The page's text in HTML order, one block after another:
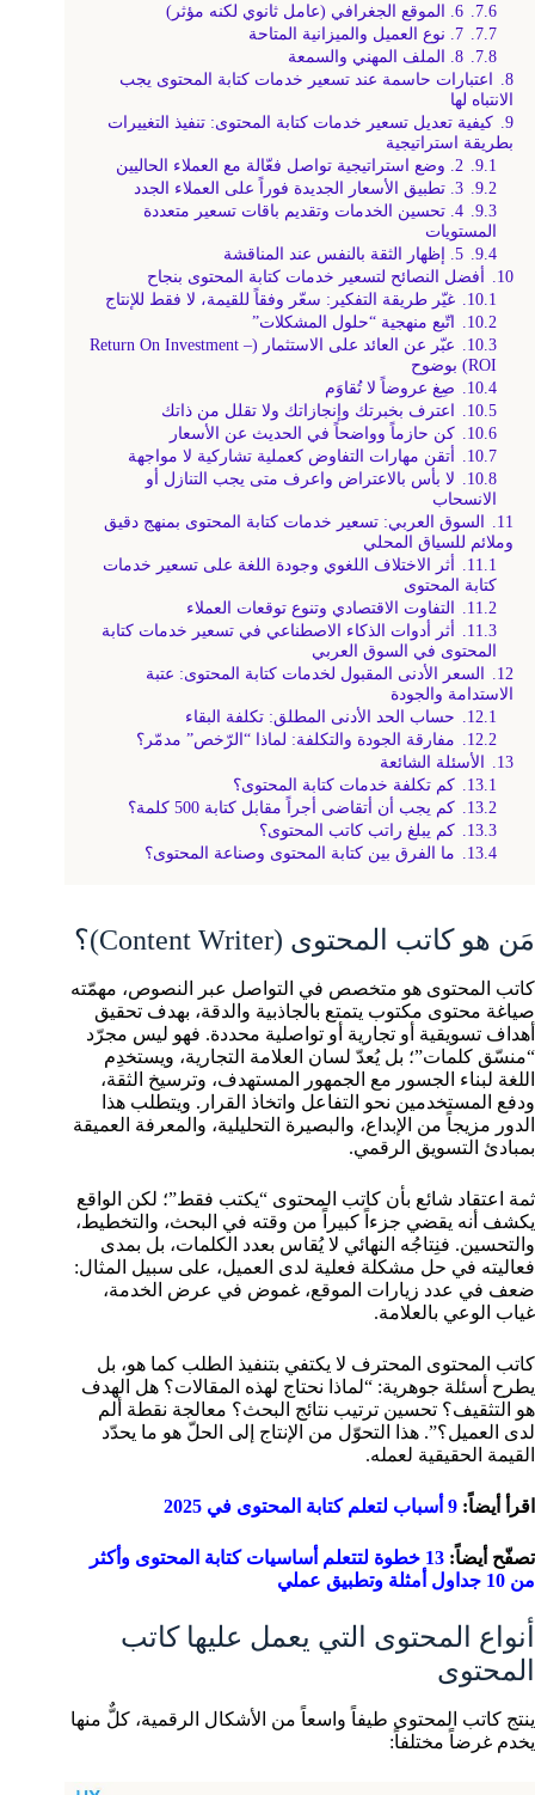
7.6.
6. الموقع الجغرافي (عامل ثانوي لكنه مؤثر)
7.7.
7. نوع العميل والميزانية المتاحة
7.8.
8. الملف المهني والسمعة
8.
اعتبارات حاسمة عند تسعير خدمات كتابة المحتوى يجب
الانتباه لها
9.
كيفية تعديل تسعير خدمات كتابة المحتوى: تنفيذ التغييرات
بطريقة استراتيجية
9.1.
2. وضع استراتيجية تواصل فعّالة مع العملاء الحاليين
9.2.
3. تطبيق الأسعار الجديدة فوراً على العملاء الجدد
9.3.
4. تحسين الخدمات وتقديم باقات تسعير متعددة
المستويات
9.4.
5. إظهار الثقة بالنفس عند المناقشة
10.
أفضل النصائح لتسعير خدمات كتابة المحتوى بنجاح
10.1.
غيّر طريقة التفكير: سعّر وفقاً للقيمة، لا فقط للإنتاج
10.2.
اتّبع منهجية “حلول المشكلات”
10.3.
عبّر عن العائد على الاستثمار (Return On Investment –
ROI) بوضوح
10.4.
صِغ عروضاً لا تُقاوَم
10.5.
اعترف بخبرتك وإنجازاتك ولا تقلل من ذاتك
10.6.
كن حازماً وواضحاً في الحديث عن الأسعار
10.7.
أتقن مهارات التفاوض كعملية تشاركية لا مواجهة
10.8.
لا بأس بالاعتراض واعرف متى يجب التنازل أو
الانسحاب
11.
السوق العربي: تسعير خدمات كتابة المحتوى بمنهج دقيق
وملائم للسياق المحلي
11.1.
أثر الاختلاف اللغوي وجودة اللغة على تسعير خدمات
كتابة المحتوى
11.2.
التفاوت الاقتصادي وتنوع توقعات العملاء
11.3.
أثر أدوات الذكاء الاصطناعي في تسعير خدمات كتابة
المحتوى في السوق العربي
12.
السعر الأدنى المقبول لخدمات كتابة المحتوى: عتبة
الاستدامة والجودة
12.1.
حساب الحد الأدنى المطلق: تكلفة البقاء
12.2.
مفارقة الجودة والتكلفة: لماذا “الرّخص” مدمّر؟
13.
الأسئلة الشائعة
13.1.
كم تكلفة خدمات كتابة المحتوى؟
13.2.
كم يجب أن أتقاضى أجراً مقابل كتابة 500 كلمة؟
13.3.
كم يبلغ راتب كاتب المحتوى؟
13.4.
ما الفرق بين كتابة المحتوى وصناعة المحتوى؟
مَن هو كاتب المحتوى (Content Writer)؟
كاتب المحتوى هو متخصص في التواصل عبر النصوص، مهمّته
صياغة محتوى مكتوب يتمتع بالجاذبية والدقة، بهدف تحقيق
أهداف تسويقية أو تجارية أو تواصلية محددة. فهو ليس مجرّد
“منسّق كلمات”؛ بل يُعدّ لسان العلامة التجارية، ويستخدِم
اللغة لبناء الجسور مع الجمهور المستهدف، وترسيخ الثقة،
ودفع المستخدمين نحو التفاعل واتخاذ القرار. ويتطلب هذا
الدور مزيجاً من الإبداع، والبصيرة التحليلية، والمعرفة العميقة
بمبادئ التسويق الرقمي.
ثمة اعتقاد شائع بأن كاتب المحتوى “يكتب فقط”؛ لكن الواقع
يكشف أنه يقضي جزءاً كبيراً من وقته في البحث، والتخطيط،
والتحسين. فنِتاجُه النهائي لا يُقاس بعدد الكلمات، بل بمدى
فعاليته في حل مشكلة فعلية لدى العميل، على سبيل المثال:
ضعف في عدد زيارات الموقع، غموض في عرض الخدمة،
غياب الوعي بالعلامة.
كاتب المحتوى المحترف لا يكتفي بتنفيذ الطلب كما هو، بل
يطرح أسئلة جوهرية: “لماذا نحتاج لهذه المقالات؟ هل الهدف
هو التثقيف؟ تحسين ترتيب نتائج البحث؟ معالجة نقطة ألم
لدى العميل؟”. هذا التحوّل من الإنتاج إلى الحلّ هو ما يحدّد
القيمة الحقيقية لعمله.
اقرأ أيضاً: 9 أسباب لتعلم كتابة المحتوى في 2025
تصفّح أيضاً:
13 خطوة لتتعلم أساسيات كتابة المحتوى وأكثر
من 10 جداول أمثلة وتطبيق عملي
أنواع المحتوى التي يعمل عليها كاتب
المحتوى
ينتج كاتب المحتوى طيفاً واسعاً من الأشكال الرقمية، كلٌّ منها
يخدم غرضاً مختلفاً: